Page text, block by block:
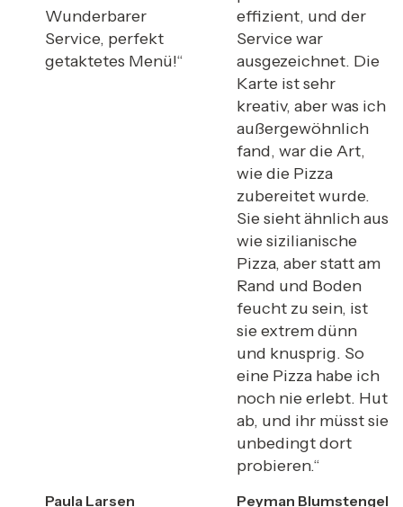
Wunderbarer
Service, perfekt
getaktetes Menü!“
Paula Larsen
effizient, und der
Service war
ausgezeichnet. Die
Karte ist sehr
kreativ, aber was ich
außergewöhnlich
fand, war die Art,
wie die Pizza
zubereitet wurde.
Sie sieht ähnlich aus
wie sizilianische
Pizza, aber statt am
Rand und Boden
feucht zu sein, ist
sie extrem dünn
und knusprig. So
eine Pizza habe ich
noch nie erlebt. Hut
ab, und ihr müsst sie
unbedingt dort
probieren.“
Peyman Blumstengel